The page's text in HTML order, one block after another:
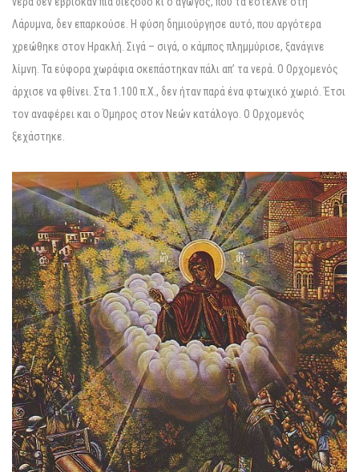
Λάρυμνα, δεν επαρκούσε. Η φύση δημιούργησε αυτό, που αργότερα
χρεώθηκε στον Ηρακλή. Σιγά – σιγά, ο κάμπος πλημμύρισε, ξανάγινε
λίμνη. Τα εύφορα χωράφια σκεπάστηκαν πάλι απ’ τα νερά. Ο Ορχομενός
άρχισε να φθίνει. Στα 1.100 π.Χ., δεν ήταν παρά ένα φτωχικό χωριό. Έτσι
τον αναφέρει και ο Όμηρος στον Νεών κατάλογο. Ο Ορχομενός
ξεχάστηκε.